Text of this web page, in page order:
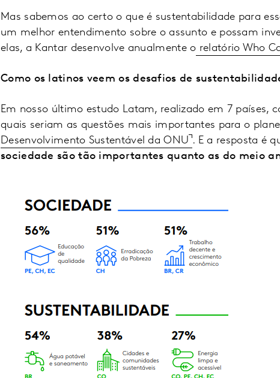
Mas sabemos ao certo o que é sustentabilidade para
um melhor entendimento sobre o assunto e possam
elas, a Kantar desenvolve anualmente o relatório Who
Como os latinos veem os desafios de
Em nosso último estudo Latam, realizado em 7 países,
quais seriam as questões mais importantes para o
Desenvolvimento Sustentável da ONU . E a resposta é
sociedade são tão importantes quanto as do meio